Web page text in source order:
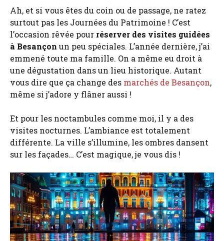
Ah, et si vous êtes du coin ou de passage, ne ratez
surtout pas les Journées du Patrimoine ! C’est
l’occasion rêvée pour réserver des visites guidées
à Besançon un peu spéciales. L’année dernière, j’ai
emmené toute ma famille. On a même eu droit à
une dégustation dans un lieu historique. Autant
vous dire que ça change des marchés de Besançon,
même si j’adore y flâner aussi !
Et pour les noctambules comme moi, il y a des
visites nocturnes. L’ambiance est totalement
différente. La ville s’illumine, les ombres dansent
sur les façades… C’est magique, je vous dis !